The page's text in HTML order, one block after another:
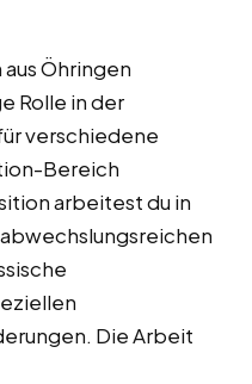
Öhringen
Rolle in der
verschiedene
Bereich
arbeitest du in
Die Arbeit